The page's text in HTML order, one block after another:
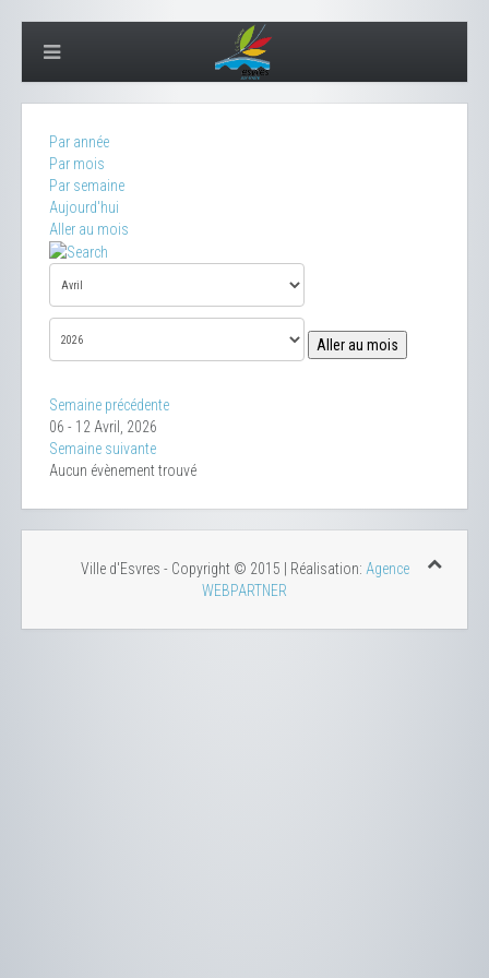
Par année
Par mois
Par semaine
Aujourd'hui
Aller au mois
Aller au mois
Semaine précédente
06 - 12 Avril, 2026
Semaine suivante
Aucun évènement trouvé
Ville d'Esvres - Copyright © 2015 | Réalisation: Agence
WEBPARTNER